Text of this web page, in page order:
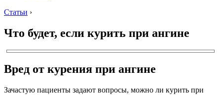
Статьи ›
Что будет, если курить при ангине
Вред от курения при ангине
Зачастую пациенты задают вопросы, можно ли курить при